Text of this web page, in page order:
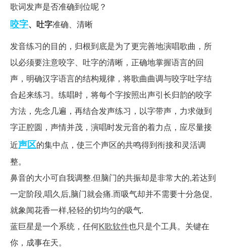
歌词发声是否准确到位呢？
咬字、吐字准确、清晰
发音练习的目的，归根到底是为了更完善地演唱歌曲，所
以必须要注意咬字、吐字的清晰，正确地掌握语言的回
声，明确汉字语言的结构规律，将歌曲曲调与咬字吐字结
合起来练习。练唱时，将每个字按照出声引长归韵的咬字
方法，先念几遍，再结合发声练习，以字带声，力求做到
字正腔圆，声情并茂，演唱时发元音的着力点，应尽量接
近声区的集中点，使三个声区的共鸣得到衔接和灵活调
整。
鼻音的大小可自我调整.但脑门的共振却是非常大的,若达到
一定阶段,唱久后,脑门就会痛.而吸气却并不需要十分急促,
就象闻花香一样,轻轻的切均匀的吸气.
蓝巨星是一个系统，任何K歌软件也只是个工具。关键在
你，成事在天。